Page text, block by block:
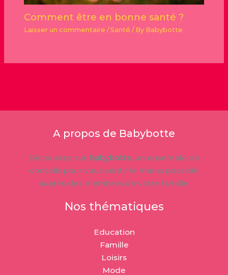
Comment être en bonne santé ?
Laisser un commentaire /Santé / By Babybotte
A propos de Babybotte
Découvrez sur Babybotte, un ensemble de
conseils pour vous sentir le mieux possible
auprès des membres de votre famille.
Nos thématiques
Education
Famille
Loisirs
Mode